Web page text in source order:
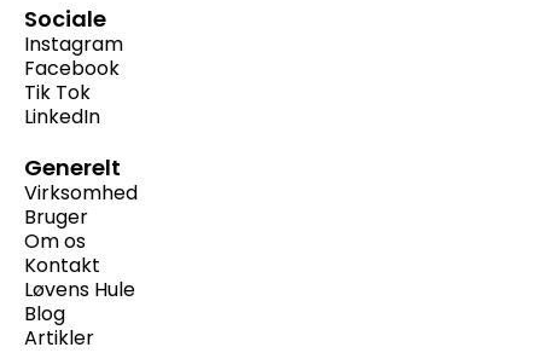
Sociale
Instagram
Facebook
Tik Tok
LinkedIn
Generelt
Virksomhed
Bruger
Om os
Kontakt
Løvens Hule
Blog
Artikler